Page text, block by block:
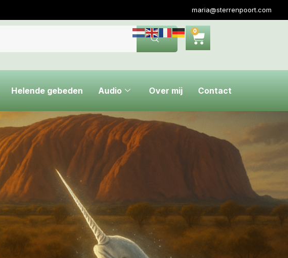
maria@sterrenpoort.com
0
Helende gebeden Audio Over mij Contact